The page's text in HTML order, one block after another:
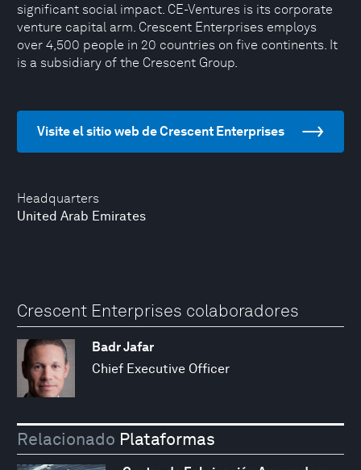
Headquarters
United Arab Emirates
significant social impact. CE-Ventures is its corporate
venture capital arm. Crescent Enterprises employs
over 4,500 people in 20 countries on five continents. It
is a subsidiary of the Crescent Group.
Visite el sitio web de Crescent Enterprises
Crescent Enterprises colaboradores
Badr Jafar
Chief Executive Officer
Relacionado Plataformas